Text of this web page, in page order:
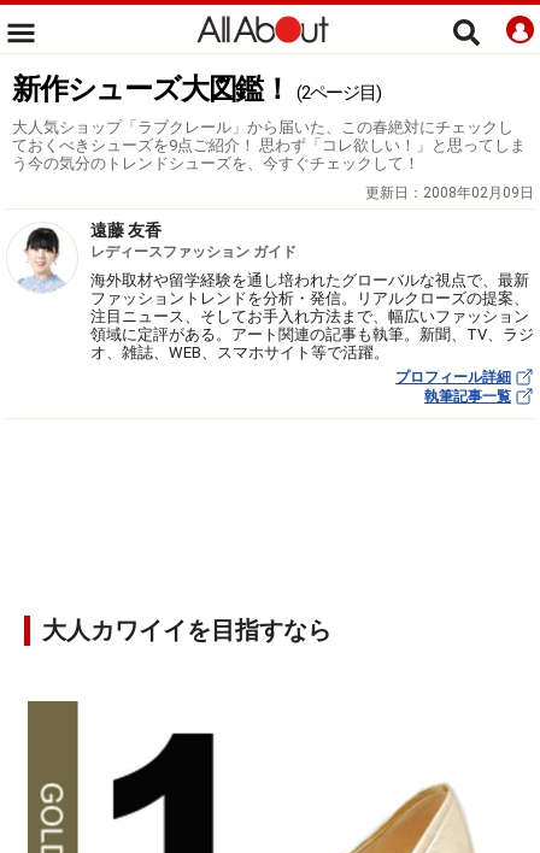
新作シューズ大図鑑！ (2ページ目)
大人気ショップ「ラブクレール」から届いた、この春絶対にチェックし
ておくべきシューズを9点ご紹介！ 思わず「コレ欲しい！」と思ってしま
う今の気分のトレンドシューズを、今すぐチェックして！
更新日： 2008年02月09日
遠藤 友香
レディースファッション ガイド
海外取材や留学経験を通し培われたグローバルな視点で、最新
ファッショントレンドを分析・発信。リアルクローズの提案、
注目ニュース、そしてお手入れ方法まで、幅広いファッション
領域に定評がある。アート関連の記事も執筆。新聞、TV、ラジ
オ、雑誌、WEB、スマホサイト等で活躍。
プロフィール詳細
執筆記事一覧
大人カワイイを目指すなら